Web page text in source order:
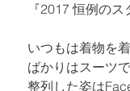
『2017 恒例の
いつもは着物を
ばかりはスーツ
整列した姿は